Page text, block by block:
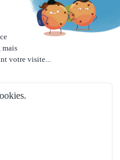
Ce bandeau, profond et
bien avec la clarté du
coordonnées.